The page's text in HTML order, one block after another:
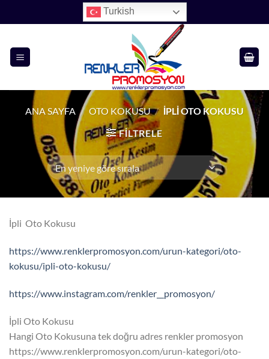
atla
Turkish
ANA SAYFA / OTO KOKUSU / İPLI OTO KOKUSU
FILTRELE
İpli Oto Kokusu
https://www.renklerpromosyon.com/urun-kategori/oto-
kokusu/ipli-oto-kokusu/
https://www.instagram.com/renkler__promosyon/
İpli Oto Kokusu
Hangi Oto Kokusuna tek doğru adres renkler promosyon
https://www.renklerpromosyon.com/urun-kategori/oto-